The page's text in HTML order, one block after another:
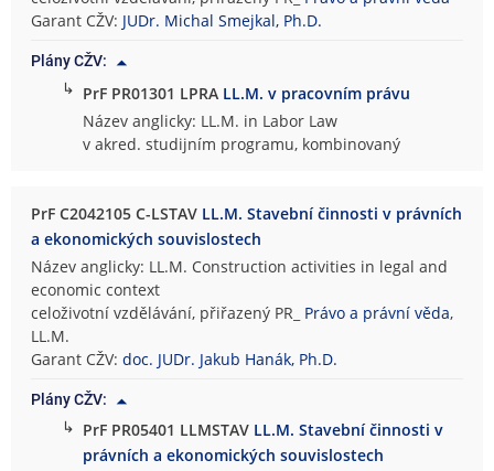
Garant CŽV: JUDr. Michal Smejkal, Ph.D.
Plány CŽV:
↳ PrF PR01301 LPRA LL.M. v pracovním právu
Název anglicky: LL.M. in Labor Law
v akred. studijním programu, kombinovaný
PrF C2042105 C-LSTAV LL.M. Stavební činnosti v právních
a ekonomických souvislostech
Název anglicky: LL.M. Construction activities in legal and
economic context
celoživotní vzdělávání, přiřazený PR_ Právo a právní věda,
LL.M.
Garant CŽV:doc. JUDr. Jakub Hanák, Ph.D.
Plány CŽV:
↳ PrF PR05401 LLMSTAV LL.M. Stavební činnosti v
právních a ekonomických souvislostech